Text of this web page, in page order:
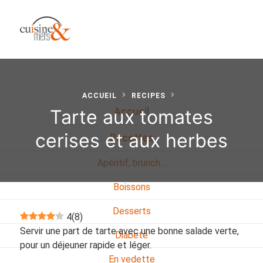
Accueil
Recettes
Apéritif, brunch…
Boissons
Desserts
Diabete
En vedette
ACCUEIL RECIPES
Tarte aux tomates
cerises et aux herbes
4(8)
Servir une part de tarte avec une bonne salade verte,
pour un déjeuner rapide et léger.